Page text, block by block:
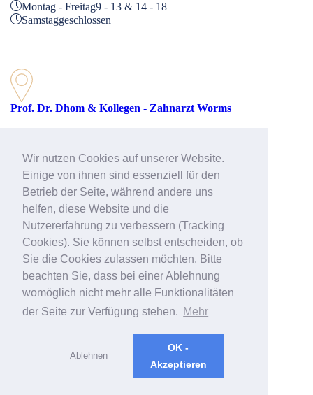
Wir nutzen Cookies auf unserer Website.
Einige von ihnen sind essenziell für den
Betrieb der Seite, während andere uns
helfen, diese Website und die
Nutzererfahrung zu verbessern (Tracking
Cookies). Sie können selbst entscheiden, ob
Sie die Cookies zulassen möchten. Bitte
beachten Sie, dass bei einer Ablehnung
womöglich nicht mehr alle Funktionalitäten
der Seite zur Verfügung stehen. Mehr
Ablehnen
OK -
Akzeptieren
Montag - Freitag9 - 13 & 14 - 18
Samstaggeschlossen
Prof. Dr. Dhom & Kollegen - Zahnarzt Worms
Telefon: 06241 39512-51
E-Mail:worms@prof-dhom.de
Web:>> Zahnarzt Worms